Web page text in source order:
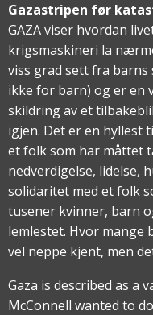
Gazastripen før
GAZA viser hvordan
krigsmaskineri la
viss grad sett fra barns
ikke for barn) og er en
skildring av et
igjen. Det er en hyllest
et folk som har måttet
nedverdigelse, lidelse,
solidaritet med et folk
tusener kvinner, barn
lemlestet. Hvor
vel neppe kjent, men
Gaza is described as a
McConnell wanted to